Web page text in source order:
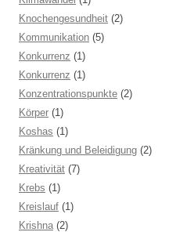
Knochengesundheit (2)
Kommunikation (5)
Konkurrenz (1)
Konkurrenz (1)
Konzentrationspunkte (2)
Körper (1)
Koshas (1)
Kränkung und Beleidigung (2)
Kreativität (7)
Krebs (1)
Kreislauf (1)
Krishna (2)